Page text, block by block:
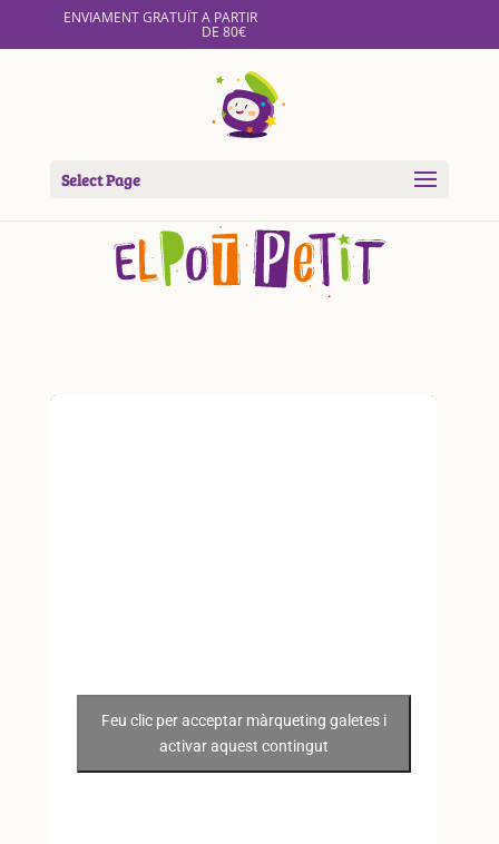
ENVIAMENT GRATUÏT A PARTIR
DE 80€
Select Page
Feu clic per acceptar màrqueting galetes i
activar aquest contingut